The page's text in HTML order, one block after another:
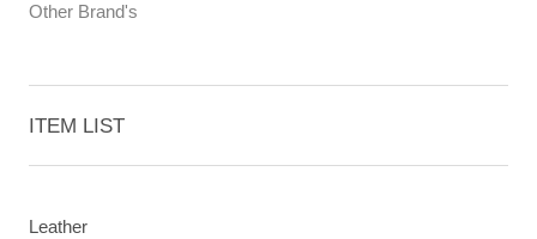
Other Brand's
ITEM LIST
Leather